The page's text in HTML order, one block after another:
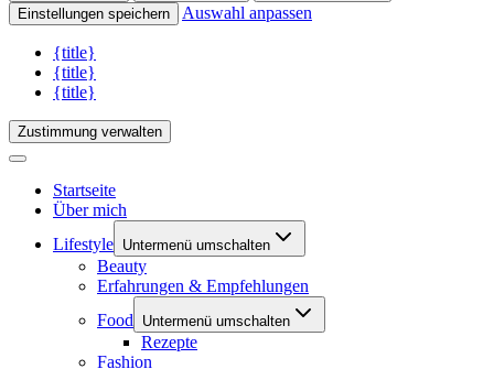
Einstellungen speichern
Auswahl anpassen
{title}
{title}
{title}
Zustimmung verwalten
Startseite
Über mich
Lifestyle Untermenü umschalten
Beauty
Erfahrungen & Empfehlungen
Food
Untermenü umschalten
Rezepte
Fashion